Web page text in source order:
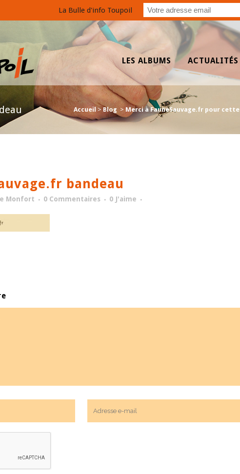
LES ALBUMS ACTUALITÉS
Accueil > Blog > Merci à FauneSauvage.fr pour
bandeau
Monfort 0 Commentaires 0 J'aime
La Bulle d'info Toupoil